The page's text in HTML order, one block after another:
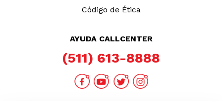
Código de Ética
AYUDA CALLCENTER
(511) 613-8888